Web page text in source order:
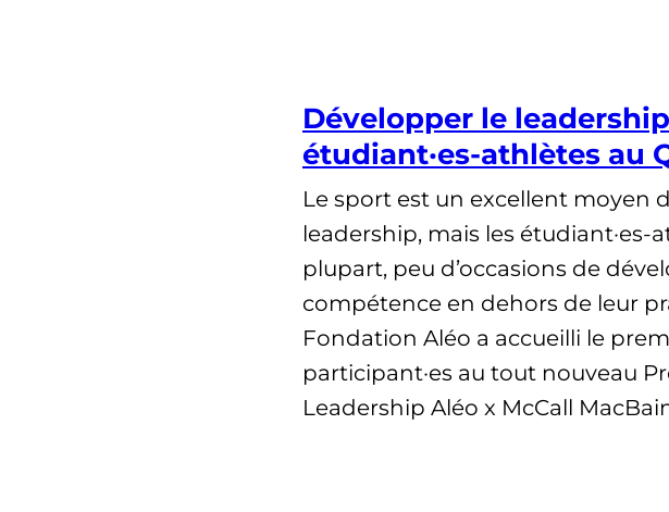
Développer le
étudiant·es-athlètes au
Le sport est un excellent moyen
leadership, mais les étudiant·es-
plupart, peu d’occasions de
compétence en dehors de leur
Fondation Aléo a accueilli le
participant·es au tout nouveau
Leadership Aléo x McCall